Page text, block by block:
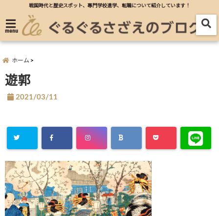
戦国時代と歴史スポット、專門学校進学、転職について紹介しています！
menu
ホーム
遊郭
2021/03/11